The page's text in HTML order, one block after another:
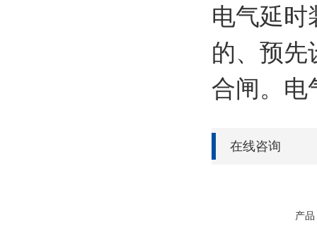
电气延时
的、预先
合闸。电
在线咨询
产品